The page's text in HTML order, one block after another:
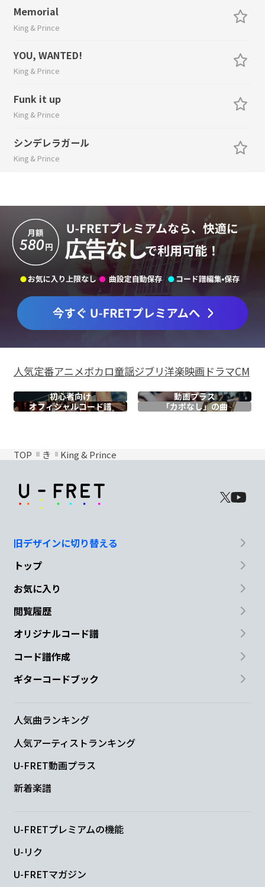
Memorial
King & Prince
YOU, WANTED!
King & Prince
Funk it up
King & Prince
シンデレラガール
King & Prince
人気定番アニメボカロ童謡ジブリ洋楽映画ドラマCM
初心者向け
動画プラス
オフィシャルコード譜 「カポなし」の曲
TOP き King & Prince
旧デザインに切り替える
トップ
お気に入り
閲覧履歴
オリジナルコード譜
コード譜作成
ギターコードブック
人気曲ランキング
人気アーティストランキング
U-FRET動画プラス
新着楽譜
U-FRETプレミアムの機能
U-リク
U-FRETマガジン